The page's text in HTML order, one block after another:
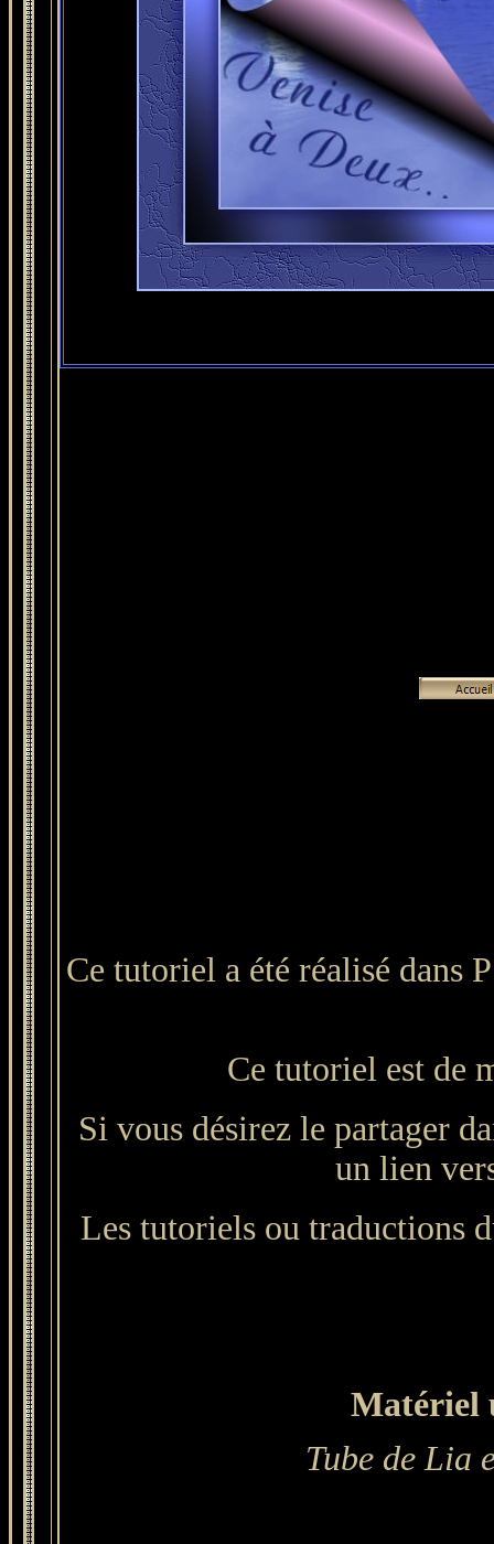
Ce tutoriel a été réalisé dans
Ce tutoriel est de
Si vous désirez le partager
un lien
Les tutoriels ou traductions
Matériel
Tube de Lia